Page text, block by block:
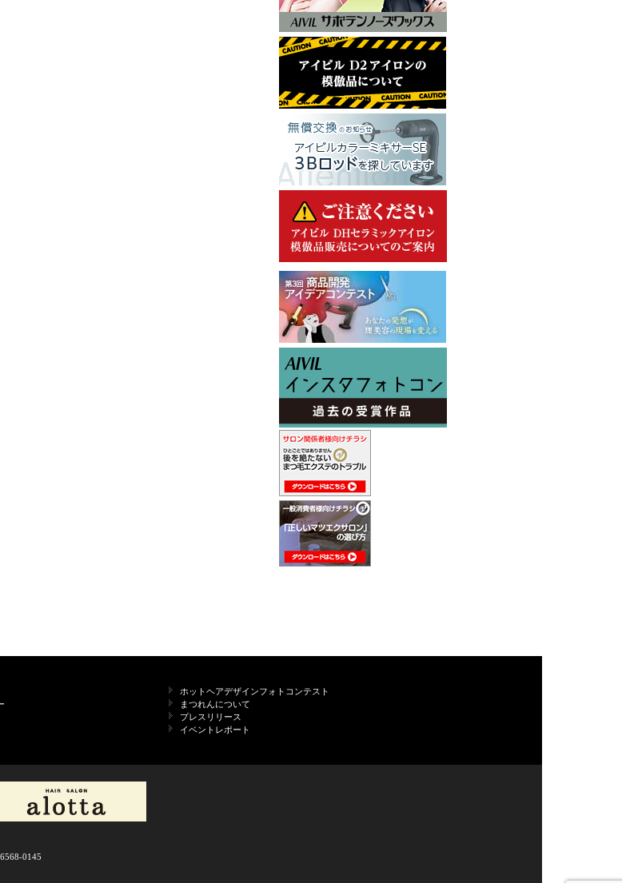
ホットヘアデザインフォトコンテスト
まつれんについて
プレスリリース
イベントレポート
0145